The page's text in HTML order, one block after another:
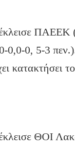
0, 5-3
κατακτήσει
ΘΟΙ